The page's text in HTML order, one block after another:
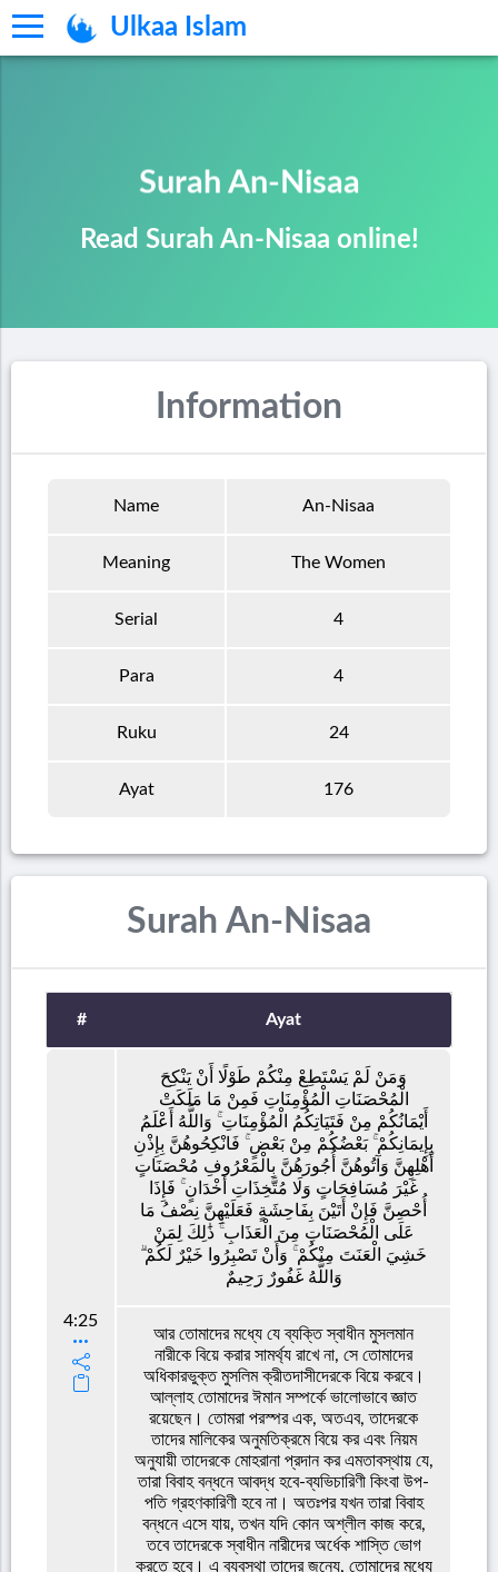
Ulkaa Islam
Surah An-Nisaa
Read Surah An-Nisaa online!
Information
Name An-Nisaa
Meaning The Women
Serial 4
Para 4
Ruku 24
Ayat 176
Surah An-Nisaa
# Ayat
4:25
وَمَنْ لَمْ يَسْتَطِعْ مِنْكُمْ طَوْلًا أَنْ يَنْكِحَ
الْمُحْصَنَاتِ الْمُؤْمِنَاتِ فَمِنْ مَا مَلَكَتْ
أَيْمَانُكُمْ مِنْ فَتَيَاتِكُمُ الْمُؤْمِنَاتِ ۚ وَاللَّهُ أَعْلَمُ
بِإِيمَانِكُمْ ۚ بَعْضُكُمْ مِنْ بَعْضٍ ۚ فَانْكِحُوهُنَّ بِإِذْنِ
أَهْلِهِنَّ وَآتُوهُنَّ أُجُورَهُنَّ بِالْمَعْرُوفِ مُحْصَنَاتٍ
غَيْرَ مُسَافِحَاتٍ وَلَا مُتَّخِذَاتِ أَخْدَانٍ ۚ فَإِذَا
أُحْصِنَّ فَإِنْ أَتَيْنَ بِفَاحِشَةٍ فَعَلَيْهِنَّ نِصْفُ مَا
عَلَى الْمُحْصَنَاتِ مِنَ الْعَذَابِ ۚ ذَٰلِكَ لِمَنْ
خَشِيَ الْعَنَتَ مِنْكُمْ ۚ وَأَنْ تَصْبِرُوا خَيْرٌ لَكُمْ ۗ
وَاللَّهُ غَفُورٌ رَحِيمٌ
আর তোমাদের মধ্যে যে ব্যক্তি স্বাধীন মুসলমান
নারীকে বিয়ে করার সামর্থ্য রাখে না, সে তোমাদের
অধিকারভুক্ত মুসলিম ক্রীতদাসীদেরকে বিয়ে করবে।
আল্লাহ তোমাদের ঈমান সম্পর্কে ভালোভাবে জ্ঞাত
রয়েছেন। তোমরা পরস্পর এক, অতএব, তাদেরকে
তাদের মালিকের অনুমতিক্রমে বিয়ে কর এবং নিয়ম
অনুযায়ী তাদেরকে মোহরানা প্রদান কর এমতাবস্থায় যে,
তারা বিবাহ বন্ধনে আবদ্ধ হবে-ব্যভিচারিণী কিংবা উপ-
পতি গ্রহণকারিণী হবে না। অতঃপর যখন তারা বিবাহ
বন্ধনে এসে যায়, তখন যদি কোন অশ্লীল কাজ করে,
তবে তাদেরকে স্বাধীন নারীদের অর্ধেক শাস্তি ভোগ
করতে হবে। এ ব্যবস্থা তাদের জন্যে, তোমাদের মধ্যে